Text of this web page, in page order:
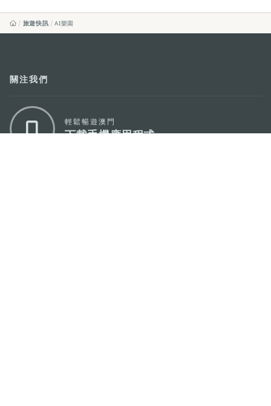
旅遊快訊 AI樂園
關注我們
輕鬆暢遊澳門
下載手機應用程式